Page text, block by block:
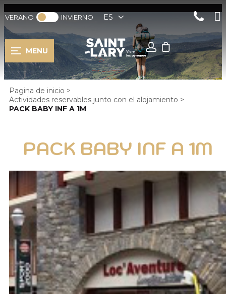
VERANO INVIERNO ES
MENU
Pagina de inicio >
Actividades reservables junto con el alojamiento >
PACK BABY INF A 1M
PACK BABY INF A 1M